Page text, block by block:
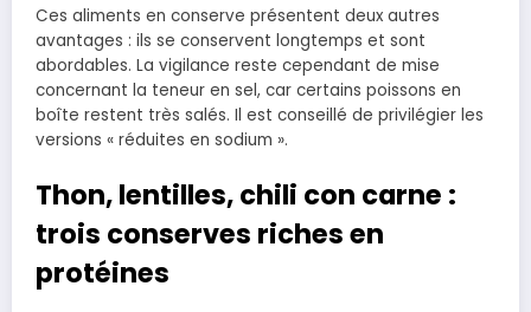
Ces aliments en conserve présentent deux autres
avantages : ils se conservent longtemps et sont
abordables. La vigilance reste cependant de mise
concernant la teneur en sel, car certains poissons en
boîte restent très salés. Il est conseillé de privilégier les
versions « réduites en sodium ».
Thon, lentilles, chili con carne :
trois conserves riches en
protéines